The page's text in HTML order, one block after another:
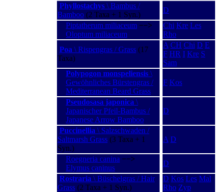
Phyllostachys \ Bambus /
Bamboo (2 Taxa + 1 Syn.)
D
Piptatherum miliaceum −−>
Oloptum miliaceum
Chi Kre Les
Rho
Poa \ Rispengras / Grass (17
Taxa)
A CH Chi D E
F HR I Kre S
Sam
Polypogon monspeliensis \
Gewöhnliches Bürstengras /
Mediterranean Beard Grass
F Kos
Pseudosasa japonica \
Japanischer Pfeil-Bambus /
Japanese Arrow Bamboo
D
Puccinellia \ Salzschwaden /
Saltmarsh Grass (3 Taxa + 1
Syn.)
A D
Roegneria canina −−>
Elymus caninus
D
Rostraria \ Büschelgras / Hair
Grass (2 Taxa + 1 Syn.)
D Kos Les Mal
Rho Zyp